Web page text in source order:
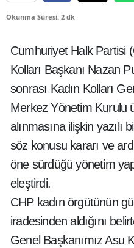
Okunma Süresi: 2 dk
Cumhuriyet Halk Partisi
Kolları Başkanı Nazan
sonrası Kadın Kolları
Merkez Yönetim Kurulu
alınmasına ilişkin yazılı
söz konusu kararı ve
öne sürdüğü yönetim
eleştirdi.
CHP kadın örgütünün
iradesinden aldığını
Genel Başkanımız Asu